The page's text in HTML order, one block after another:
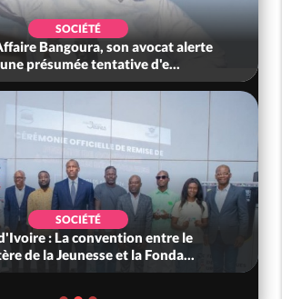
SOCIÉTÉ
Bangoura, son avocat alerte
présumée tentative d'e...
SOCIÉTÉ
: La convention entre le
de la Jeunesse et la Fonda...